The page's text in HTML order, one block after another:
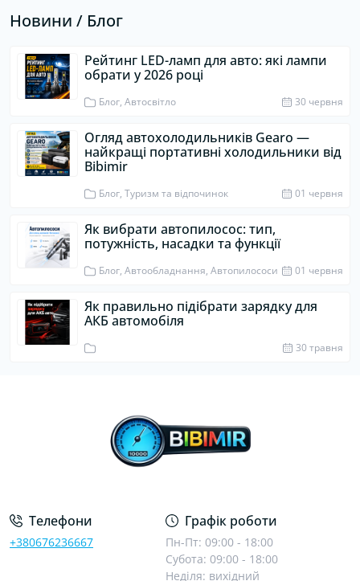
Новини / Блог
Рейтинг LED-ламп для авто: які лампи
обрати у 2026 році
Блог, Автосвітло 30 червня
Огляд автохолодильників Gearo —
найкращі портативні холодильники від
Bibimir
Блог, Туризм та відпочинок 01 червня
Як вибрати автопилосос: тип,
потужність, насадки та функції
Блог, Автообладнання, Автопилососи 01 червня
Як правильно підібрати зарядку для
АКБ автомобіля
30 травня
Телефони
+380676236667
Графік роботи
Пн-Пт: 09:00 - 18:00
Субота: 09:00 - 18:00
Неділя: вихідний